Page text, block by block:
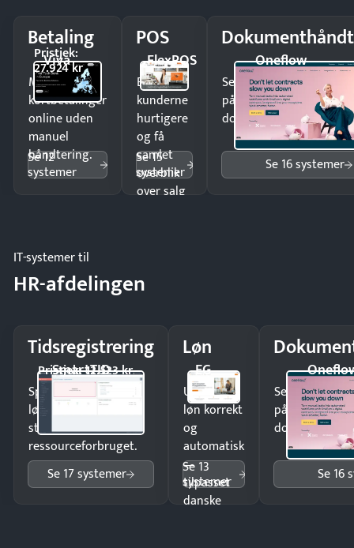
Betaling
Viva
Pristjek:
27.924 kr
Modtag
kortbetalinger
online uden
manuel
håndtering.
Se 12
systemer
POS
FlexPOS
Ekspedér
kunderne
hurtigere
og få
samlet
overblik
over salg
Se 15
systemer
Oneflow
Send kontrakter til
på minutter og mist
dokumenter.
Se 16 systemer
IT-systemer til
HR-afdelingen
Tidsregistrering
SmartTID
Pristjek: 12.523 kr
Spar tid på
lønberegning og få
styr på
ressourceforbruget.
Se 17 systemer
Løn
EG
Udbetal
løn korrekt
og
automatisk
—
tilpasset
danske
Se 13
systemer
Send
på minutter
dokumenter.
Se 16